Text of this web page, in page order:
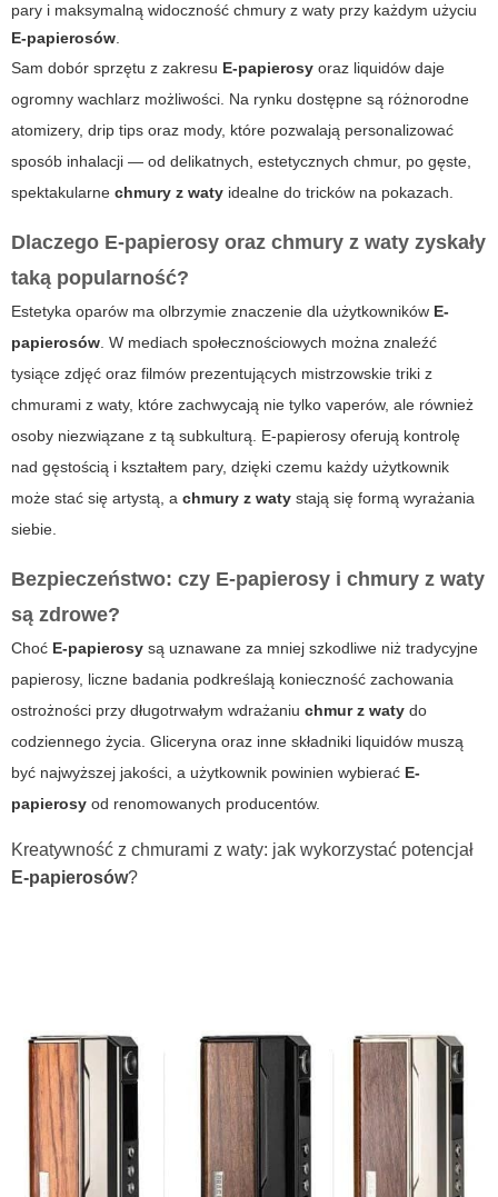
pary i maksymalną widoczność chmury z waty przy każdym użyciu
E-papierosów.
Sam dobór sprzętu z zakresu E-papierosy oraz liquidów daje
ogromny wachlarz możliwości. Na rynku dostępne są różnorodne
atomizery, drip tips oraz mody, które pozwalają personalizować
sposób inhalacji — od delikatnych, estetycznych chmur, po gęste,
spektakularne chmury z waty idealne do tricków na pokazach.
Dlaczego E-papierosy oraz chmury z waty zyskały
taką popularność?
Estetyka oparów ma olbrzymie znaczenie dla użytkowników E-
papierosów. W mediach społecznościowych można znaleźć
tysiące zdjęć oraz filmów prezentujących mistrzowskie triki z
chmurami z waty, które zachwycają nie tylko vaperów, ale również
osoby niezwiązane z tą subkulturą. E-papierosy oferują kontrolę
nad gęstością i kształtem pary, dzięki czemu każdy użytkownik
może stać się artystą, a chmury z waty stają się formą wyrażania
siebie.
Bezpieczeństwo: czy E-papierosy i chmury z waty
są zdrowe?
Choć E-papierosy są uznawane za mniej szkodliwe niż tradycyjne
papierosy, liczne badania podkreślają konieczność zachowania
ostrożności przy długotrwałym wdrażaniu chmur z waty do
codziennego życia. Gliceryna oraz inne składniki liquidów muszą
być najwyższej jakości, a użytkownik powinien wybierać E-
papierosy od renomowanych producentów.
Kreatywność z chmurami z waty: jak wykorzystać potencjał
E-papierosów?